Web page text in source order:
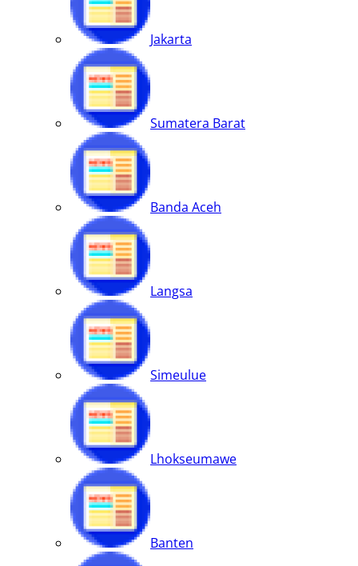
Jakarta
Sumatera Barat
Banda Aceh
Langsa
Simeulue
Lhokseumawe
Banten